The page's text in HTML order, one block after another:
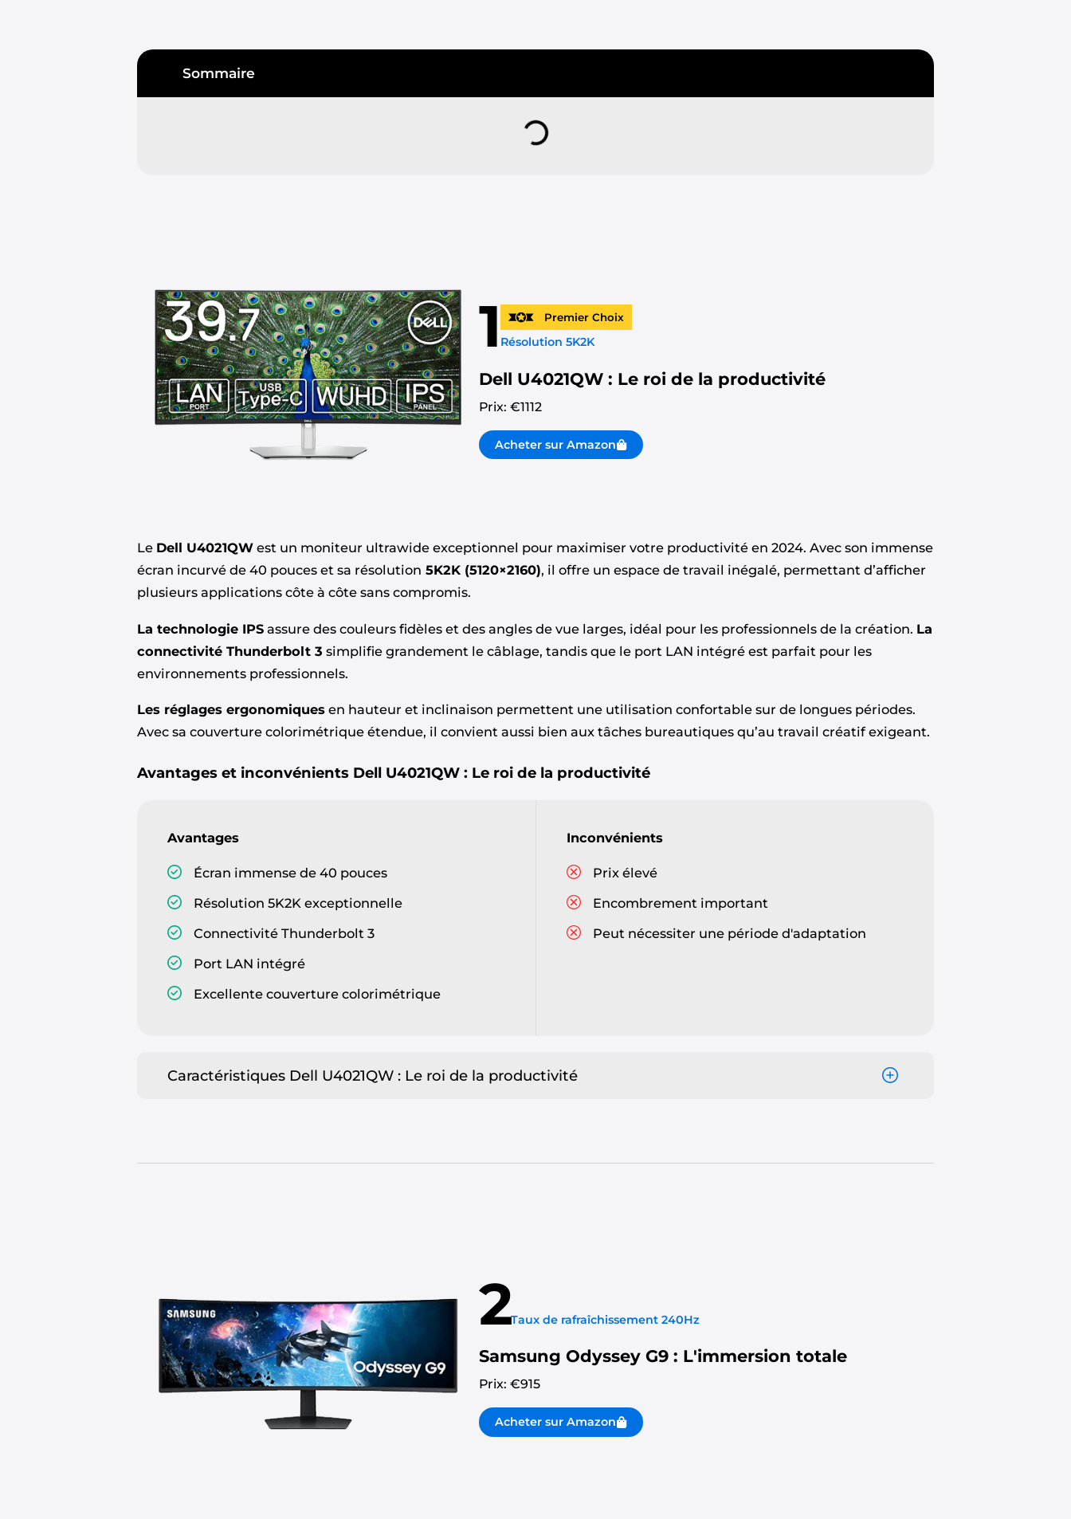
Sommaire
1 Premier Choix
Résolution 5K2K
Dell U4021QW : Le roi de la productivité
Prix: €1112
Acheter sur Amazon
Le Dell U4021QW est un moniteur ultrawide exceptionnel pour maximiser votre productivité en 2024. Avec son immense
écran incurvé de 40 pouces et sa résolution 5K2K (5120×2160), il offre un espace de travail inégalé, permettant d’afficher
plusieurs applications côte à côte sans compromis.
La technologie IPS assure des couleurs fidèles et des angles de vue larges, idéal pour les professionnels de la création. La
connectivité Thunderbolt 3 simplifie grandement le câblage, tandis que le port LAN intégré est parfait pour les
environnements professionnels.
Les réglages ergonomiques en hauteur et inclinaison permettent une utilisation confortable sur de longues périodes.
Avec sa couverture colorimétrique étendue, il convient aussi bien aux tâches bureautiques qu’au travail créatif exigeant.
Avantages et inconvénients Dell U4021QW : Le roi de la productivité
Avantages
Écran immense de 40 pouces
Résolution 5K2K exceptionnelle
Connectivité Thunderbolt 3
Port LAN intégré
Excellente couverture colorimétrique
Inconvénients
Prix élevé
Encombrement important
Peut nécessiter une période d'adaptation
Caractéristiques Dell U4021QW : Le roi de la productivité
2Taux de rafraîchissement 240Hz
Samsung Odyssey G9 : L'immersion totale
Prix: €915
Acheter sur Amazon